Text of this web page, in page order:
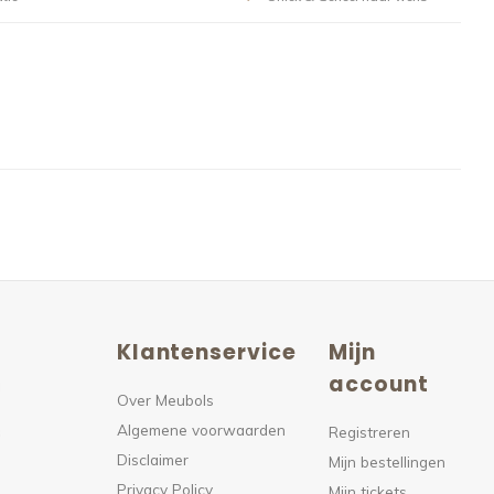
Klantenservice
Over Meubols
Algemene voorwaarden
Disclaimer
Privacy Policy
Mijn
account
Registreren
Mijn bestellingen